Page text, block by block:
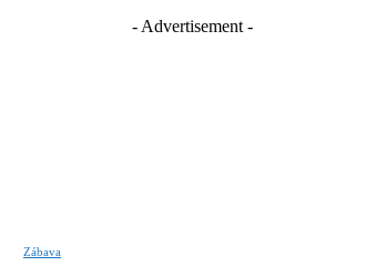
- Advertisement -
Zábava